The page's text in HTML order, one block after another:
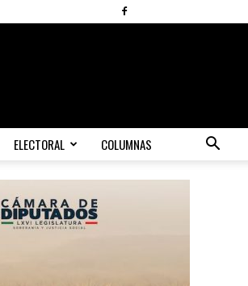
ELECTORAL COLUMNAS